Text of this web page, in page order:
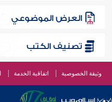
العرض الموضوعي
تصنيف الكتب
وثيقة الخصوصية اتفاقية الخدمة